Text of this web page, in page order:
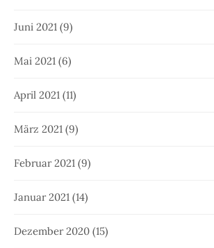
Juni 2021 (9)
Mai 2021 (6)
April 2021 (11)
März 2021 (9)
Februar 2021 (9)
Januar 2021 (14)
Dezember 2020 (15)